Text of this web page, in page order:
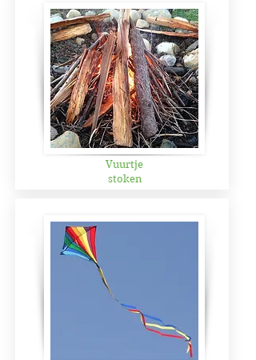
Vuurtje
stoken